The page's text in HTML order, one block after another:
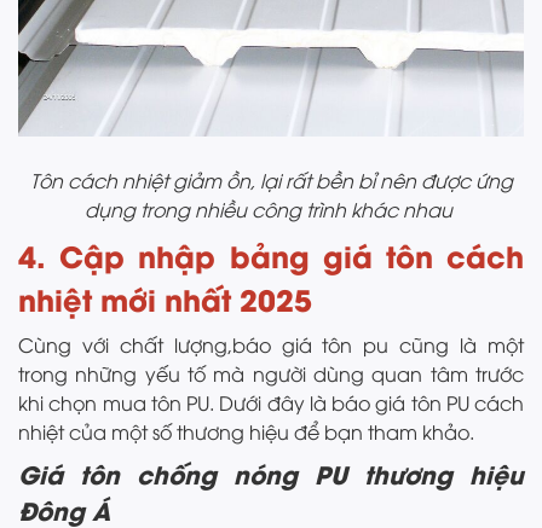
Tôn cách nhiệt giảm ồn, lại rất bền bỉ nên được ứng
dụng trong nhiều công trình khác nhau
4. Cập nhập bảng giá tôn cách
nhiệt mới nhất 2025
Cùng với chất lượng,báo giá tôn pu cũng là một
trong những yếu tố mà người dùng quan tâm trước
khi chọn mua tôn PU. Dưới đây là báo giá tôn PU cách
nhiệt của một số thương hiệu để bạn tham khảo.
Giá tôn chống nóng PU thương hiệu
Đông Á